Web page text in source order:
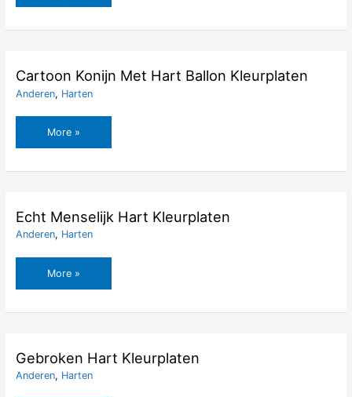
met
Cartoon Konijn Met Hart Ballon Kleurplaten
Anderen, Harten
Cartoon
Konijn
Kleurplaten
More »
Echt Menselijk Hart Kleurplaten
Anderen, Harten
Echt
Menselijk
More »
Gebroken Hart Kleurplaten
Anderen, Harten